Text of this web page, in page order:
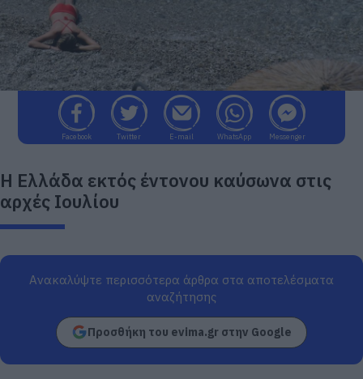
Facebook Twitter E-mail WhatsApp Messenger
Η Ελλάδα εκτός έντονου καύσωνα στις
αρχές Ιουλίου
Ανακαλύψτε περισσότερα άρθρα στα αποτελέσματα
αναζήτησης
Προσθήκη του evima.gr στην Google